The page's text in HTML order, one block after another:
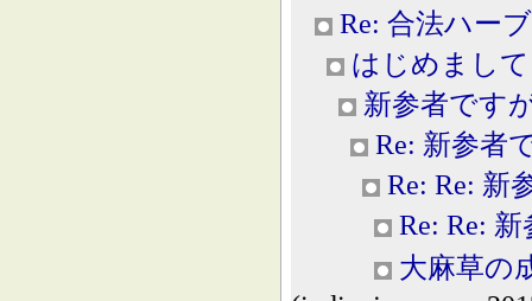
Re: 合法ハー
はじめまし
新参者です
Re: 新参者
Re: Re: 新
Re: Re:
大麻草の